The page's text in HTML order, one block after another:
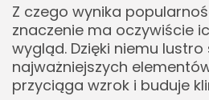
Z czego wynika
znaczenie ma oczywiście
wygląd. Dzięki niemu
najważniejszych
przyciąga wzrok i buduje